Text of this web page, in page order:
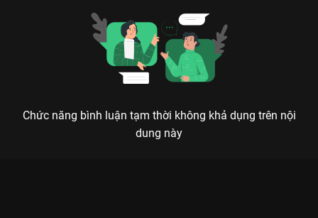
Chức năng bình luận tạm thời không khả dụng trên nội
dung này